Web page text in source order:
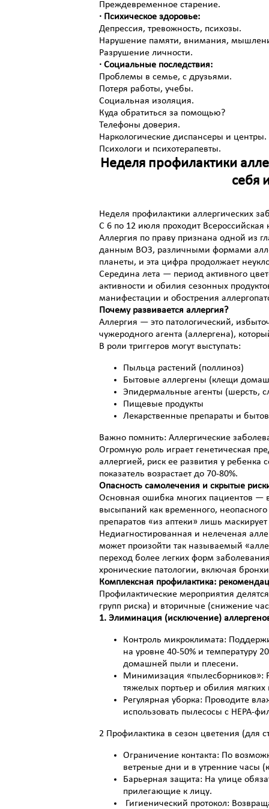
Преждевременное старение.
· Психическое здоровье:
Депрессия, тревожность, психозы.
Нарушение памяти, внимания,
Разрушение личности.
· Социальные последствия:
Проблемы в семье, с друзьями.
Потеря работы, учебы.
Социальная изоляция.
Куда обратиться за помощью?
Телефоны доверия.
Наркологические диспансеры и центры.
Психологи и психотерапевты.
Неделя профилактики
себя
Неделя профилактики аллергических
С 6 по 12 июля проходит
Аллергия по праву признана одной из
данным ВОЗ, различными формами
планеты, и эта цифра продолжает
Середина лета — период активного
активности и обилия сезонных
манифестации и обострения
Почему развивается аллергия?
Аллергия — это патологический,
чужеродного агента (аллергена),
В роли триггеров могут выступать:
Пыльца растений (поллиноз)
Бытовые аллергены (клещи
Эпидермальные агенты (шерсть,
Пищевые продукты
Лекарственные препараты и
Важно помнить: Аллергические
Огромную роль играет генетическая
аллергией, риск ее развития у ребенка
показатель возрастает до 70-80%.
Опасность самолечения и скрытые
Основная ошибка многих пациентов —
высыпаний как временного,
препаратов «из аптеки» лишь
Недиагностированная и нелеченая
может произойти так называемый
переход более легких форм
хронические патологии, включая
Комплексная профилактика:
Профилактические мероприятия
групп риска) и вторичные (снижение
1. Элиминация (исключение)
Контроль микроклимата:
на уровне 40-50% и температуру
домашней пыли и плесени.
Минимизация «пылесборников»:
тяжелых портьер и обилия мягких
Регулярная уборка: Проводите
использовать пылесосы с HEPA-
2 Профилактика в сезон цветения (для
Ограничение контакта: По
ветреные дни и в утренние часы
Барьерная защита: На улице
прилегающие к лицу.
Гигиенический протокол: